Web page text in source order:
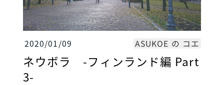
2020/01/09 ASUKOE の コエ
ネウボラ -フィンランド編 Part
3-